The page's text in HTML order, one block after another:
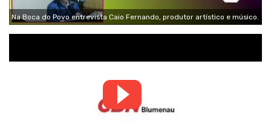
Na Boca do Povo entrevista Caio Fernando, produtor artístico e músico.